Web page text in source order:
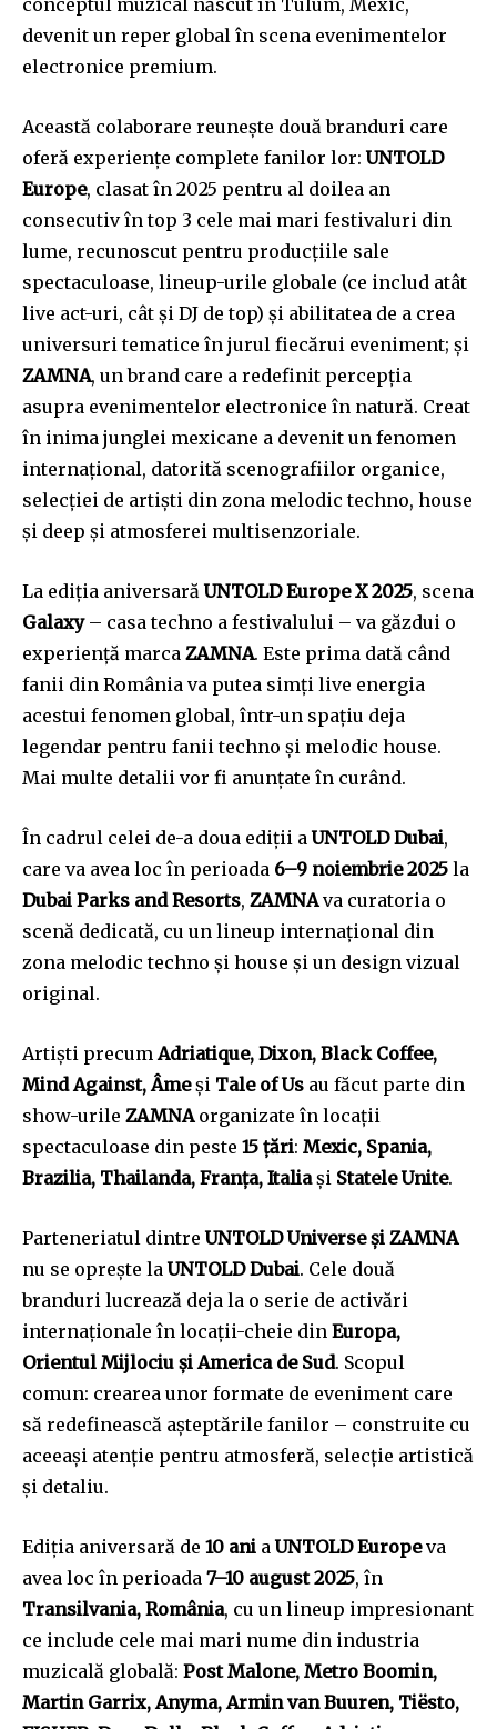
Join our community of
SUBSCRIBERS and be part of the
conversation.
To subscribe, simply enter your email address on our website
or click the subscribe button below. Don't worry, we respect
your privacy and won't spam your inbox. Your information is
safe with us.
SUBSCRIBE
32,111 32,214 11,243
devenit un reper global în scena evenimentelor
electronice premium.
Această colaborare reunește două branduri care
oferă experiențe complete fanilor lor:UNTOLD
Europe, clasat în 2025 pentru al doilea an
consecutiv în top 3 cele mai mari festivaluri din
lume, recunoscut pentru producțiile sale
spectaculoase, lineup-urile globale (ce includ atât
live act-uri, cât și DJ de top) și abilitatea de a crea
universuri tematice în jurul fiecărui eveniment; și
ZAMNA, un brand care a redefinit percepția
asupra evenimentelor electronice în natură. Creat
în inima junglei mexicane a devenit un fenomen
internațional, datorită scenografiilor organice,
selecției de artiști din zona melodic techno, house
și deep și atmosferei multisenzoriale.
La ediția aniversarăUNTOLD Europe X 2025, scena
Galaxy– casa techno a festivalului – va găzdui o
experiență marca ZAMNA. Este prima dată când
fanii din România va putea simți live energia
acestui fenomen global, într-un spațiu deja
legendar pentru fanii techno și melodic house.
Mai multe detalii vor fi anunțate în curând.
În cadrul celei de-a doua ediții aUNTOLD Dubai,
care va avea loc în perioada 6–9 noiembrie 2025 la
Dubai Parks and Resorts, ZAMNAva curatoria o
scenă dedicată, cu un lineup internațional din
zona melodic techno și house și un design vizual
original.
Artiști precum Adriatique, Dixon, Black Coffee,
Mind Against, Âmeși Tale of Us au făcut parte din
show-urile ZAMNAorganizate în locații
spectaculoase din peste 15 țări: Mexic, Spania,
Brazilia, Thailanda, Franța, Italiași Statele Unite.
Parteneriatul dintreUNTOLD Universe și ZAMNA
nu se oprește laUNTOLD Dubai. Cele două
branduri lucrează deja la o serie de activări
internaționale în locații-cheie din Europa,
Orientul Mijlociu și America de Sud. Scopul
comun: crearea unor formate de eveniment care
să redefinească așteptările fanilor – construite cu
aceeași atenție pentru atmosferă, selecție artistică
și detaliu.
Ediția aniversară de 10 ani aUNTOLD Europeva
avea loc în perioada 7–10 august 2025, în
Transilvania, România, cu un lineup impresionant
ce include cele mai mari nume din industria
muzicală globală: Post Malone, Metro Boomin,
Martin Garrix, Anyma, Armin van Buuren, Tiësto,